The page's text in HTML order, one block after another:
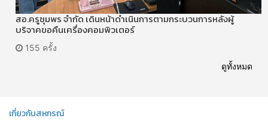
สอ.ครูชุมพร จำกัด เดินหน้าดำเนินการตามกระบวนการหลังผู้
บริจาคขอคืนเครื่องคอมพิวเตอร์
155 ครั้ง
ดูทั้งหมด
เกี่ยวกับสหกรณ์